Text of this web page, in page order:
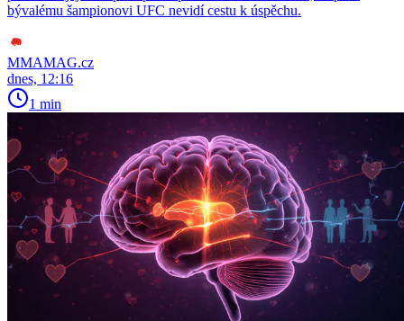
bývalému šampionovi UFC nevidí cestu k úspěchu.
MMAMAG.cz
dnes, 12:16
1 min